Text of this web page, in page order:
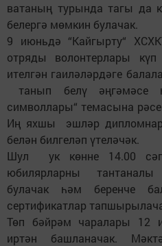
ватаның турында тагы да
белергә мөмкин булачак.
9 июньдә “Кайгырту“
отряды волонтерлары
ителгән гаиләләрдәге
танып белү әңгәмәсе
символлары“ темасына
Иң яхшы эшләр дипломнар
белән билгеләп үтеләчәк.
Шул ук көнне 14.00
юбилярларны
булачак һәм беренче
сертификатлар
Төп бәйрәм чаралары 12
иртән башланачак.